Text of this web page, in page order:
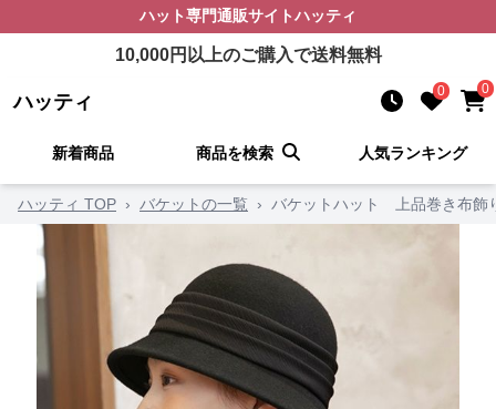
ハット専門通販サイトハッティ
10,000円以上のご購入で送料無料
ハッティ 0 0
新着商品 商品を検索 人気ランキング
ハッティ TOP › バケットの一覧 › バケットハット 上品巻き布飾